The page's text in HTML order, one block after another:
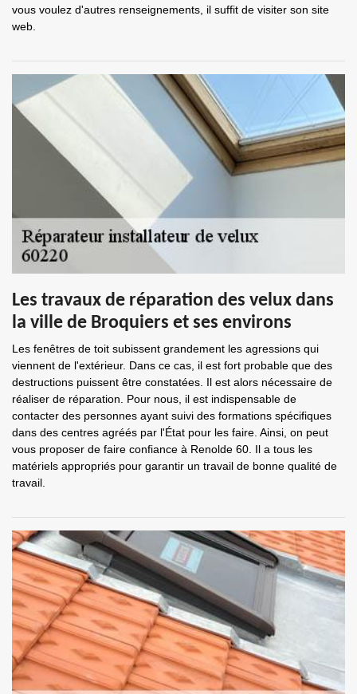
vous voulez d'autres renseignements, il suffit de visiter son site
web.
Les travaux de réparation des velux dans
la ville de Broquiers et ses environs
Les fenêtres de toit subissent grandement les agressions qui
viennent de l'extérieur. Dans ce cas, il est fort probable que des
destructions puissent être constatées. Il est alors nécessaire de
réaliser de réparation. Pour nous, il est indispensable de
contacter des personnes ayant suivi des formations spécifiques
dans des centres agréés par l'État pour les faire. Ainsi, on peut
vous proposer de faire confiance à Renolde 60. Il a tous les
matériels appropriés pour garantir un travail de bonne qualité de
travail.